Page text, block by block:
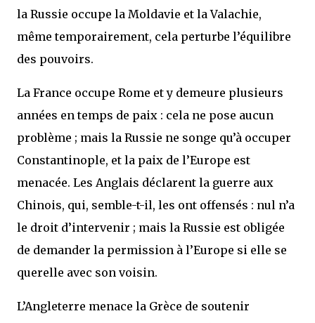
la Russie occupe la Moldavie et la Valachie,
même temporairement, cela perturbe l’équilibre
des pouvoirs.
La France occupe Rome et y demeure plusieurs
années en temps de paix : cela ne pose aucun
problème ; mais la Russie ne songe qu’à occuper
Constantinople, et la paix de l’Europe est
menacée. Les Anglais déclarent la guerre aux
Chinois, qui, semble-t-il, les ont offensés : nul n’a
le droit d’intervenir ; mais la Russie est obligée
de demander la permission à l’Europe si elle se
querelle avec son voisin.
L’Angleterre menace la Grèce de soutenir